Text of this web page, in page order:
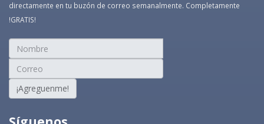
directamente en tu buzón de correo semanalmente. Completamente
!GRATIS!
¡Agreguenme!